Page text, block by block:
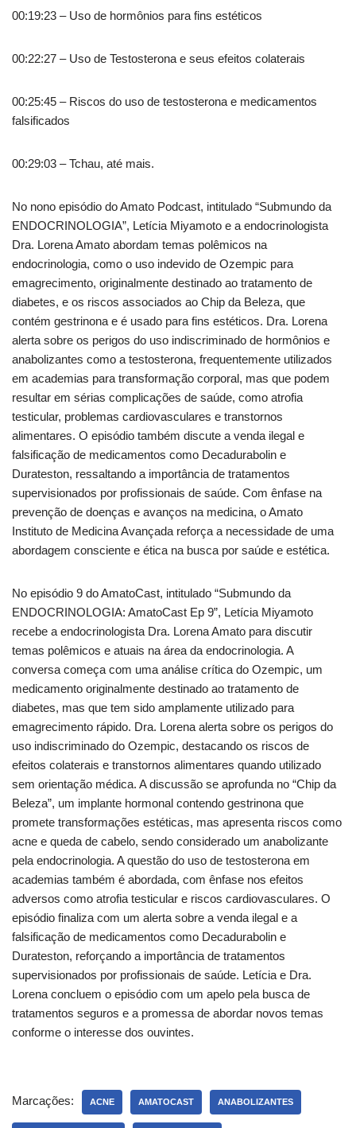
00:19:23 – Uso de hormônios para fins estéticos
00:22:27 – Uso de Testosterona e seus efeitos colaterais
00:25:45 – Riscos do uso de testosterona e medicamentos
falsificados
00:29:03 – Tchau, até mais.
No nono episódio do Amato Podcast, intitulado “Submundo da
ENDOCRINOLOGIA”, Letícia Miyamoto e a endocrinologista
Dra. Lorena Amato abordam temas polêmicos na
endocrinologia, como o uso indevido de Ozempic para
emagrecimento, originalmente destinado ao tratamento de
diabetes, e os riscos associados ao Chip da Beleza, que
contém gestrinona e é usado para fins estéticos. Dra. Lorena
alerta sobre os perigos do uso indiscriminado de hormônios e
anabolizantes como a testosterona, frequentemente utilizados
em academias para transformação corporal, mas que podem
resultar em sérias complicações de saúde, como atrofia
testicular, problemas cardiovasculares e transtornos
alimentares. O episódio também discute a venda ilegal e
falsificação de medicamentos como Decadurabolin e
Durateston, ressaltando a importância de tratamentos
supervisionados por profissionais de saúde. Com ênfase na
prevenção de doenças e avanços na medicina, o Amato
Instituto de Medicina Avançada reforça a necessidade de uma
abordagem consciente e ética na busca por saúde e estética.
No episódio 9 do AmatoCast, intitulado “Submundo da
ENDOCRINOLOGIA: AmatoCast Ep 9”, Letícia Miyamoto
recebe a endocrinologista Dra. Lorena Amato para discutir
temas polêmicos e atuais na área da endocrinologia. A
conversa começa com uma análise crítica do Ozempic, um
medicamento originalmente destinado ao tratamento de
diabetes, mas que tem sido amplamente utilizado para
emagrecimento rápido. Dra. Lorena alerta sobre os perigos do
uso indiscriminado do Ozempic, destacando os riscos de
efeitos colaterais e transtornos alimentares quando utilizado
sem orientação médica. A discussão se aprofunda no “Chip da
Beleza”, um implante hormonal contendo gestrinona que
promete transformações estéticas, mas apresenta riscos como
acne e queda de cabelo, sendo considerado um anabolizante
pela endocrinologia. A questão do uso de testosterona em
academias também é abordada, com ênfase nos efeitos
adversos como atrofia testicular e riscos cardiovasculares. O
episódio finaliza com um alerta sobre a venda ilegal e a
falsificação de medicamentos como Decadurabolin e
Durateston, reforçando a importância de tratamentos
supervisionados por profissionais de saúde. Letícia e Dra.
Lorena concluem o episódio com um apelo pela busca de
tratamentos seguros e a promessa de abordar novos temas
conforme o interesse dos ouvintes.
Marcações: ACNE AMATOCAST ANABOLIZANTES